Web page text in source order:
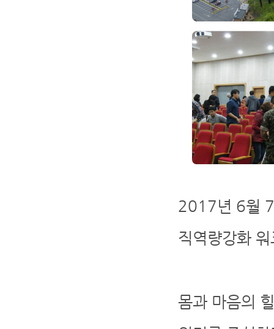
2017년 6월 7
직역량강화
몸과 마음의